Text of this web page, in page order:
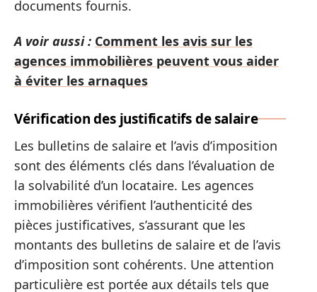
documents fournis.
A voir aussi : Comment les avis sur les
agences immobilières peuvent vous aider
à éviter les arnaques
Vérification des justificatifs de salaire
Les bulletins de salaire et l’avis d’imposition
sont des éléments clés dans l’évaluation de
la solvabilité d’un locataire. Les agences
immobilières vérifient l’authenticité des
pièces justificatives, s’assurant que les
montants des bulletins de salaire et de l’avis
d’imposition sont cohérents. Une attention
particulière est portée aux détails tels que